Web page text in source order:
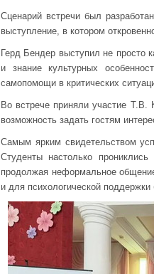
Сценарий встречи был
выступление, в котором
Герд Бендер выступил не просто
и знание культурных
самопомощи в критических
Во встрече приняли участие
возможность задать гостям
Самым ярким свидетельством
Студенты настолько
продолжая неформальное
и для психологической